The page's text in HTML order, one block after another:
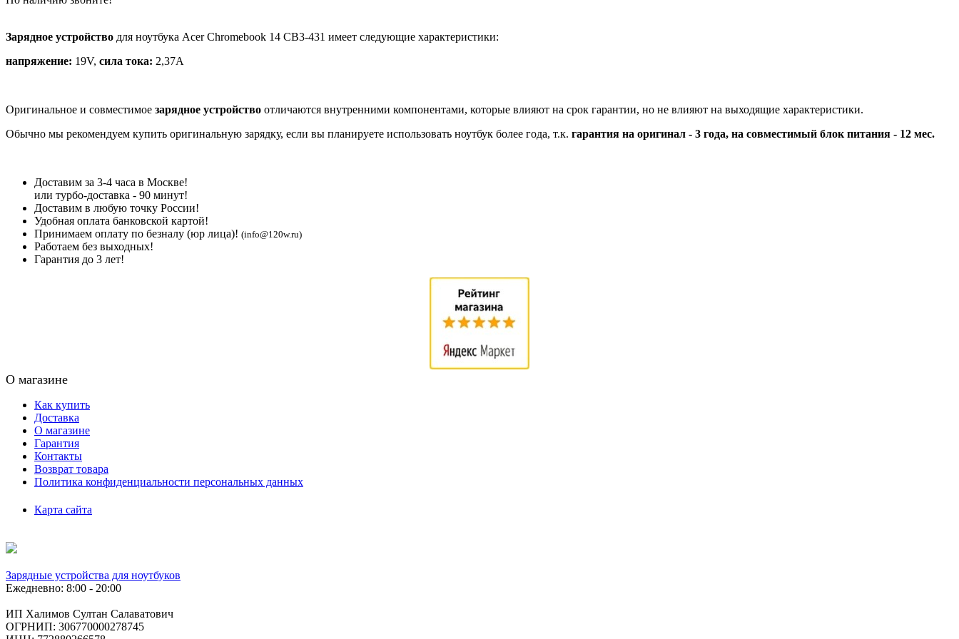
Зарядное устройство для ноутбука Acer Chromebook 14 CB3-431 имеет следующие характеристики:
напряжение: 19V, сила тока: 2,37A
Оригинальное и совместимое зарядное устройство отличаются внутренними компонентами, которые влияют на срок гарантии, но не влияют на выходящие характеристики.
Обычно мы рекомендуем купить оригинальную зарядку, если вы планируете использовать ноутбук более года, т.к. гарантия на оригинал - 3 года, на совместимый блок питания - 12 мес.
Доставим за 3-4 часа в Москве!
или турбо-доставка - 90 минут!
Доставим в любую точку России!
Удобная оплата банковской картой!
Принимаем оплату по безналу (юр лица)! (info@120w.ru)
Работаем без выходных!
Гарантия до 3 лет!
О магазине
Как купить
Доставка
О магазине
Гарантия
Контакты
Возврат товара
Политика конфиденциальности персональных данных
Карта сайта
Зарядные устройства для ноутбуков
Ежедневно: 8:00 - 20:00
ИП Халимов Султан Салаватович
ОГРНИП: 306770000278745